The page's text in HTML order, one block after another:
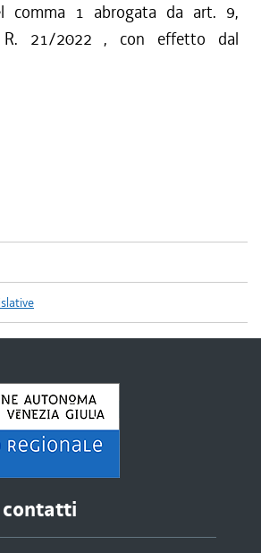
comma 1 abrogata da art. 9,
21/2022 , con effetto dal
contatti